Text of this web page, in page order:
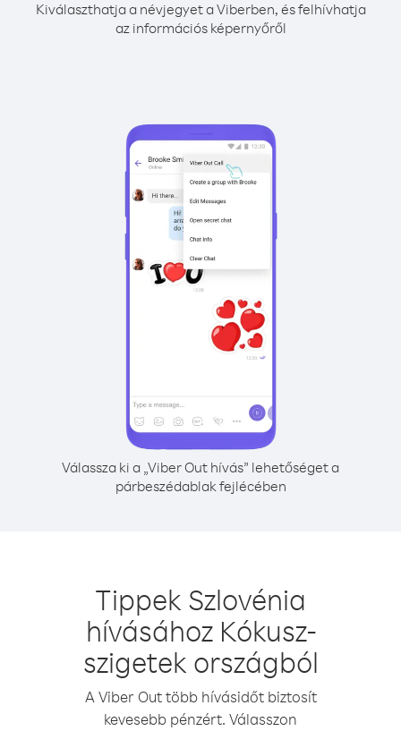
Kiválaszthatja a névjegyet a Viberben, és felhívhatja
az információs képernyőről
Válassza ki a „Viber Out hívás” lehetőséget a
párbeszédablak fejlécében
Tippek Szlovénia
hívásához Kókusz-
szigetek országból
A Viber Out több hívásidőt biztosít
kevesebb pénzért. Válasszon